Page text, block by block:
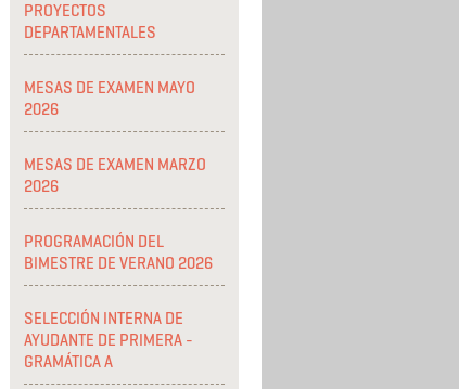
PROYECTOS
DEPARTAMENTALES
MESAS DE EXAMEN MAYO
2026
MESAS DE EXAMEN MARZO
2026
PROGRAMACIÓN DEL
BIMESTRE DE VERANO 2026
SELECCIÓN INTERNA DE
AYUDANTE DE PRIMERA -
GRAMÁTICA A